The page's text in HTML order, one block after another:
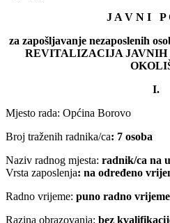
J A V N I P
za zapošljavanje nezaposlenih
REVITALIZACIJA JAVNIH
I.
Mjesto rada: Općina Borovo
Broj traženih radnika/ca: 7 osoba
Naziv radnog mjesta: radnik/ca na
Vrsta zaposlenja: na određeno
Radno vrijeme: puno radno vrijeme
Razina obrazovanja: bez